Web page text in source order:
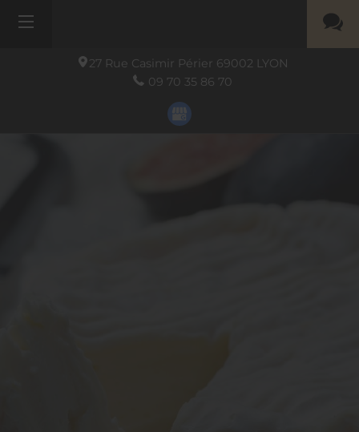
27 Rue Casimir Périer 69002 LYON
09 70 35 86 70